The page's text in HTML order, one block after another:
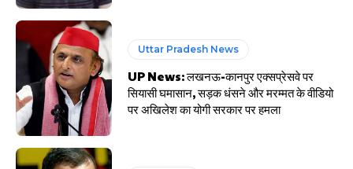
Uttar Pradesh News
UP News: लखनऊ-कानपुर एक्सप्रेसवे पर
सियासी घमासान, सड़क धंसने और मरम्मत के वीडियो
पर अखिलेश का योगी सरकार पर हमला